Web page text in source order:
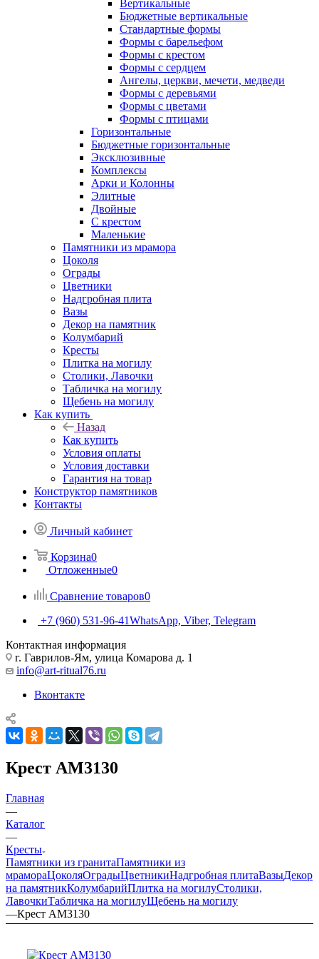
Вертикальные
Бюджетные вертикальные
Стандартные формы
Формы с барельефом
Формы с крестом
Формы с сердцем
Ангелы, церкви, мечети, медведи
Формы с деревьями
Формы с цветами
Формы с птицами
Горизонтальные
Бюджетные горизонтальные
Эксклюзивные
Комплексы
Арки и Колонны
Элитные
Двойные
С крестом
Маленькие
Памятники из мрамора
Цоколя
Ограды
Цветники
Надгробная плита
Вазы
Декор на памятник
Колумбарий
Кресты
Плитка на могилу
Столики, Лавочки
Табличка на могилу
Щебень на могилу
Как купить
Назад
Как купить
Условия оплаты
Условия доставки
Гарантия на товар
Конструктор памятников
Контакты
Личный кабинет
Корзина0
Отложенные0
Сравнение товаров0
+7 (960) 531-96-41WhatsApp, Viber, Telegram
Контактная информация
г. Гаврилов-Ям, улица Комарова д. 1
info@art-ritual76.ru
Вконтакте
Крест AM3130
Главная
—
Каталог
—
Кресты
Памятники из гранитаПамятники из
мрамораЦоколяОградыЦветникиНадгробная плитаВазыДекор
на памятникКолумбарийПлитка на могилуСтолики,
ЛавочкиТабличка на могилуЩебень на могилу
—Крест AM3130